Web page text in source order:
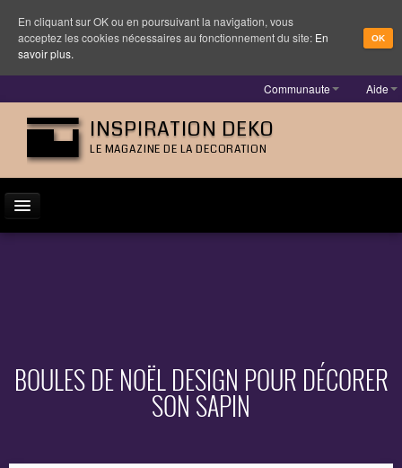
Communaute Aide
INSPIRATION DEKO
LE MAGAZINE DE LA DECORATION
BOULES DE NOËL DESIGN POUR DÉCORER
SON SAPIN
En cliquant sur OK ou en poursuivant la navigation, vous
acceptez les cookies nécessaires au fonctionnement du site: En
savoir plus.
OK